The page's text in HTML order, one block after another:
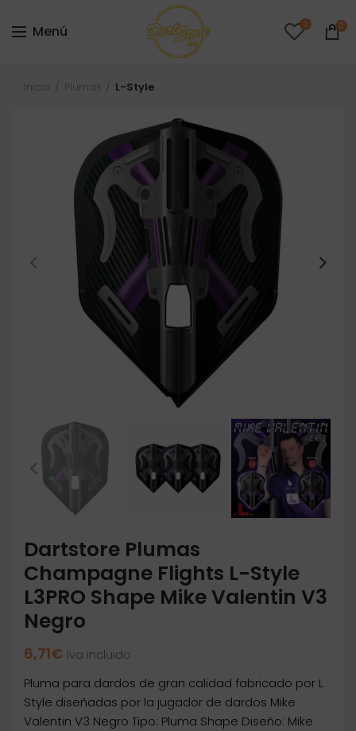
Menú 0 0
Inicio Plumas L-Style
Dartstore Plumas
Champagne Flights L-Style
L3PRO Shape Mike Valentin V3
Negro
6,71€ Iva incluido
Pluma para dardos de gran calidad fabricado por L
Style diseñadas por la jugador de dardos Mike
Valentin V3 Negro Tipo: Pluma Shape Diseño: Mike